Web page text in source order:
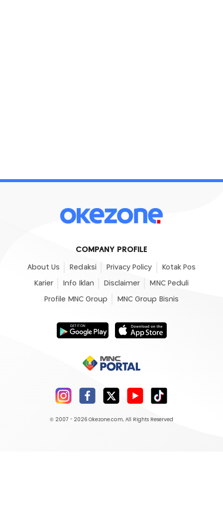
COMPANY PROFILE
About Us Redaksi Privacy Policy Kotak Pos
Karier Info Iklan Disclaimer MNC Peduli
Profile MNC Group MNC Group Bisnis
© 2007 - 2026 Okezone.com, All Rights Reserved